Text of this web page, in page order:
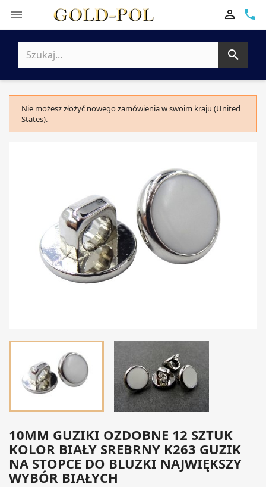
 phone


Nie możesz złożyć nowego zamówienia w swoim kraju (United
States).
10MM GUZIKI OZDOBNE 12 SZTUK
KOLOR BIAŁY SREBRNY K263 GUZIK
NA STOPCE DO BLUZKI NAJWIĘKSZY
WYBÓR BIAŁYCH